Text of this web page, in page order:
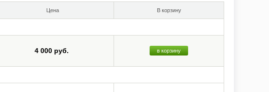
Цена В корзину
4 000 руб. в корзину